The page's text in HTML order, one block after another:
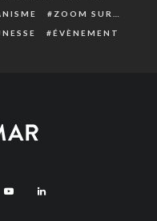
ZOOM SUR…
ÉVÈNEMENT